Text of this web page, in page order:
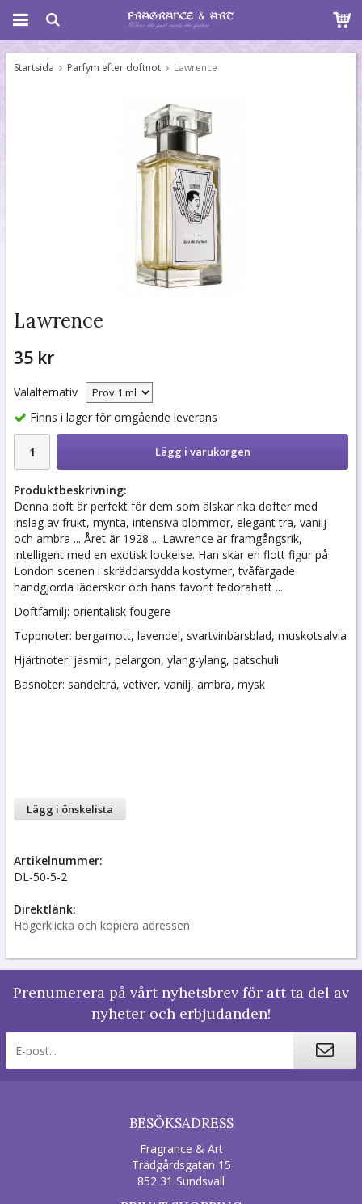
Startsida Parfym efter doftnot Lawrence
Lawrence
35 kr
Valalternativ
Finns i lager för omgående leverans
Lägg i varukorgen
Produktbeskrivning:
Denna doft är perfekt för dem som älskar rika dofter med
inslag av frukt, mynta, intensiva blommor, elegant trä, vanilj
och ambra ... Året är 1928 ... Lawrence är framgångsrik,
intelligent med en exotisk lockelse. Han skär en flott figur på
London scenen i skräddarsydda kostymer, tvåfärgade
handgjorda läderskor och hans favorit fedorahatt ...
Doftfamilj: orientalisk fougere
Toppnoter: bergamott, lavendel, svartvinbärsblad, muskotsalvia
Hjärtnoter: jasmin, pelargon, ylang-ylang, patschuli
Basnoter: sandelträ, vetiver, vanilj, ambra, mysk
Lägg i önskelista
Artikelnummer:
DL-50-5-2
Direktlänk:
Högerklicka och kopiera adressen
Prenumerera på vårt nyhetsbrev för att ta del av
nyheter och erbjudanden!
BESÖKSADRESS
Fragrance & Art
Trädgårdsgatan 15
852 31 Sundsvall